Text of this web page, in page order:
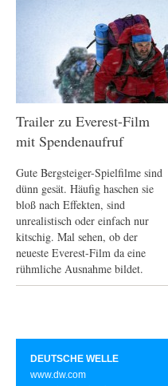
Trailer zu Everest-Film
mit Spendenaufruf
Gute Bergsteiger-Spielfilme sind
dünn gesät. Häufig haschen sie
bloß nach Effekten, sind
unrealistisch oder einfach nur
kitschig. Mal sehen, ob der
neueste Everest-Film da eine
rühmliche Ausnahme bildet.
DEUTSCHE WELLE
www.dw.com